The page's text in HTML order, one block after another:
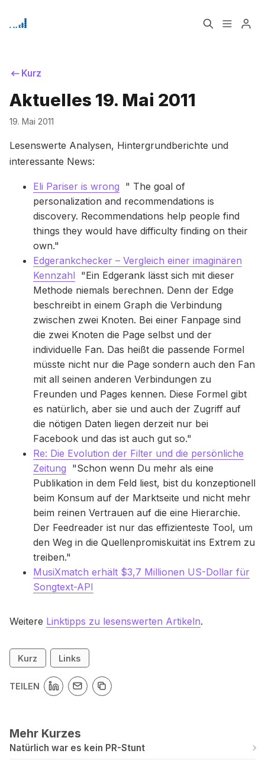
Home
Bitte geben Sie mindestens 3 Zeichen ein
Kurz
Aktuelles 19. Mai 2011
19. Mai 2011
Lesenswerte Analysen, Hintergrundberichte und
interessante News:
Eli Pariser is wrong " The goal of
personalization and recommendations is
discovery. Recommendations help people find
things they would have difficulty finding on their
own."
Edgerankchecker – Vergleich einer imaginären
Kennzahl "Ein Edgerank lässt sich mit dieser
Methode niemals berechnen. Denn der Edge
beschreibt in einem Graph die Verbindung
zwischen zwei Knoten. Bei einer Fanpage sind
die zwei Knoten die Page selbst und der
individuelle Fan. Das heißt die passende Formel
müsste nicht nur die Page sondern auch den Fan
mit all seinen anderen Verbindungen zu
Freunden und Pages kennen. Diese Formel gibt
es natürlich, aber sie und auch der Zugriff auf
die nötigen Daten liegen derzeit nur bei
Facebook und das ist auch gut so."
Re: Die Evolution der Filter und die persönliche
Zeitung "Schon wenn Du mehr als eine
Publikation in dem Feld liest, bist du konzeptionell
beim Konsum auf der Marktseite und nicht mehr
beim reinen Vertrauen auf die eine Hierarchie.
Der Feedreader ist nur das effizienteste Tool, um
den Weg in die Quellenpromiskuität ins Extrem zu
treiben."
MusiXmatch erhält $3,7 Millionen US-Dollar für
Songtext-API
Weitere Linktipps zu lesenswerten Artikeln.
Kurz Links
TEILEN
Mehr Kurzes
Natürlich war es kein PR-Stunt